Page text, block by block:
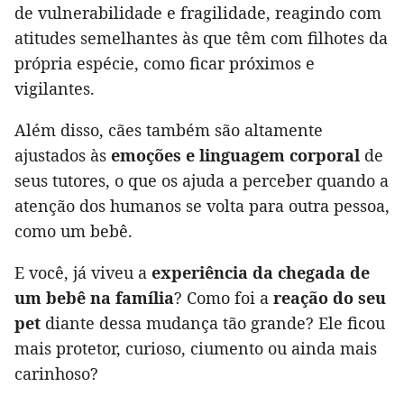
de vulnerabilidade e fragilidade, reagindo com
atitudes semelhantes às que têm com filhotes da
própria espécie, como ficar próximos e
vigilantes.
Além disso, cães também são altamente
ajustados às emoções e linguagem corporal de
seus tutores, o que os ajuda a perceber quando a
atenção dos humanos se volta para outra pessoa,
como um bebê.
E você, já viveu a experiência da chegada de
um bebê na família? Como foi a reação do seu
pet diante dessa mudança tão grande? Ele ficou
mais protetor, curioso, ciumento ou ainda mais
carinhoso?